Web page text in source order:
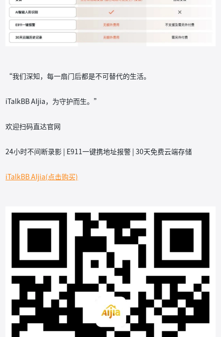
“我们深知，每一扇门后都是不可替代的生活。
iTalkBB AIjia，为守护而生。”
欢迎扫码直达官网
24小时不间断录影 | E911一键携地址报警 | 30天免费云端存储
iTalkBB AIjia(点击购买)